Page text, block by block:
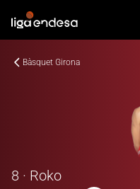
Bàsquet Girona
8 · Roko